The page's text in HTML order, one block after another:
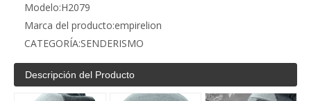
Modelo:H2079
Marca del producto:empirelion
CATEGORÍA:SENDERISMO
Descripción del Producto